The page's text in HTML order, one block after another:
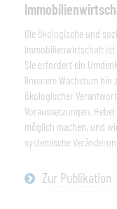
Die ökologische und
Immobilienwirtschaft
Sie erfordert ein
linearem Wachstum hin
ökologischer
Voraussetzungen,
möglich machen, und
systemische
Zur Publikation